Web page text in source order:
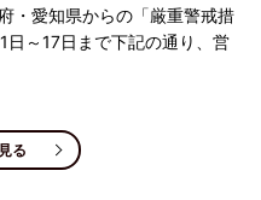
・愛知県からの「厳重警戒措
～17日まで下記の通り、営
る